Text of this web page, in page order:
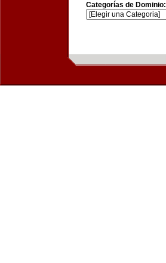
Categorías de Dominio: